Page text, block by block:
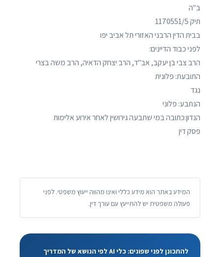
ב"ה
תיק 1170551/5
בבית הדין הרבני האזורי תל אביב יפו
לפני כבוד הדיינים:
הרב צבי בן יעקב, אב"ד, הרב יצחק הדאיה, הרב משה בצרי
התובעת: פלונית
נגד
הנתבע: פלוני
הנדון:כתובה במי שתבעה גירושין לאחר אירוע אלימות
פסק דין
המידע באתר הוא מידע כללי ואינו מהווה ייעוץ משפטי. לפני
פעולה משפטית יש להתייעץ עם עורך דין.
להתכונן לפני שפונים: כלי AI לפי הנושא של המדריך